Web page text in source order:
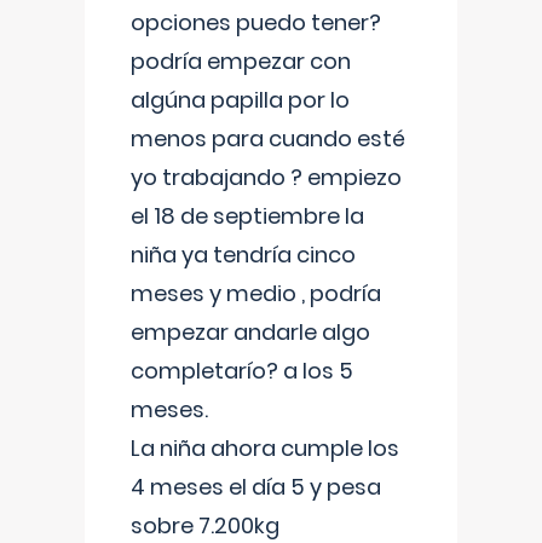
opciones puedo tener?
podría empezar con
algúna papilla por lo
menos para cuando esté
yo trabajando ? empiezo
el 18 de septiembre la
niña ya tendría cinco
meses y medio , podría
empezar andarle algo
completarío? a los 5
meses.
La niña ahora cumple los
4 meses el día 5 y pesa
sobre 7.200kg